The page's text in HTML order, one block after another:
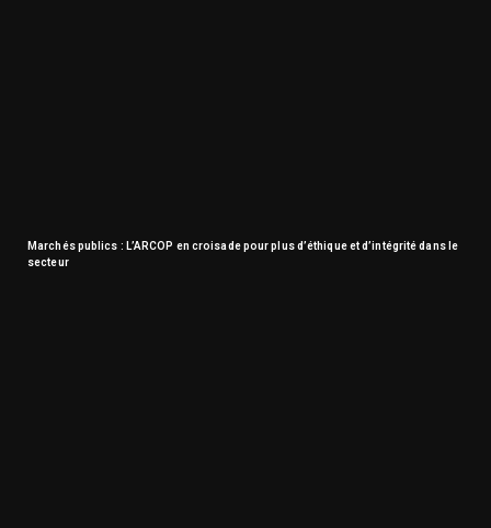
Marchés publics : L’ARCOP en croisade pour plus d’éthique et d’intégrité dans le
secteur